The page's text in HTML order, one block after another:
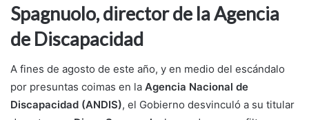
Spagnuolo, director de la Agencia
de Discapacidad
A fines de agosto de este año, y en medio del escándalo
por presuntas coimas en la Agencia Nacional de
Discapacidad (ANDIS), el Gobierno desvinculó a su titular